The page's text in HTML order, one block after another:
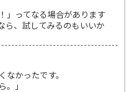
」ってなる場合があります
ら、試してみるのもいいか
かったです。
」